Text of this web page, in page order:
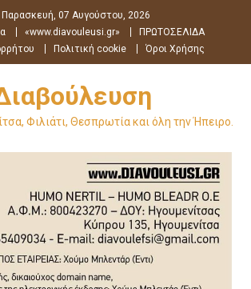
Παρασκευή, 07 Αυγούστου, 2026
«www.diavouleusi.gr»
ΠΡΩΤΟΣΕΛΙΔΑ
Πολιτική cookie Όροι Χρήσης
Φιλιάτι, Θεσπρωτία και όλη την Ήπειρο.